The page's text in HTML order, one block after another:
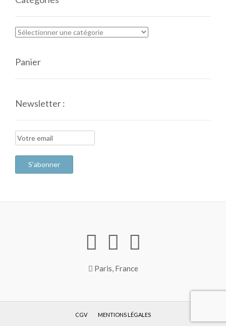
Panier
Newsletter :
Paris, France
CGV MENTIONS LÉGALES